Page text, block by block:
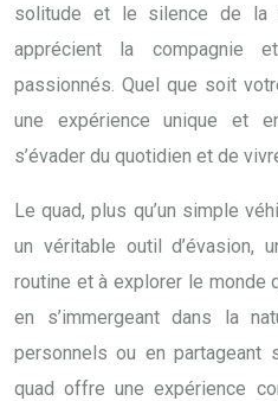
solitude et le silence de la
apprécient la compagnie
passionnés. Quel que soit
une expérience unique et
s’évader du quotidien et de
Le quad, plus qu’un simple
un véritable outil d’évasion,
routine et à explorer le monde
en s’immergeant dans la
personnels ou en partageant
quad offre une expérience